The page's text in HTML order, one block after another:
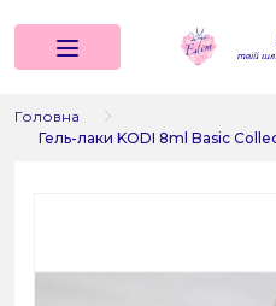
Головна
Гель-лаки KODI 8ml Basic